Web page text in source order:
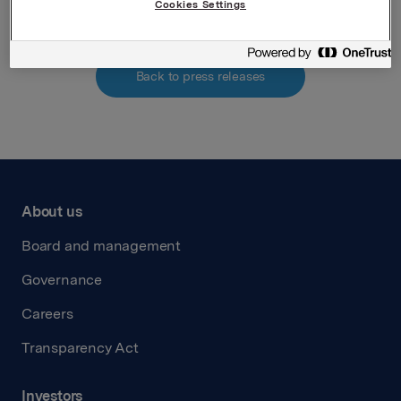
Back to press releases
About us
Board and management
Governance
Careers
Transparency Act
Investors
Cookies Settings